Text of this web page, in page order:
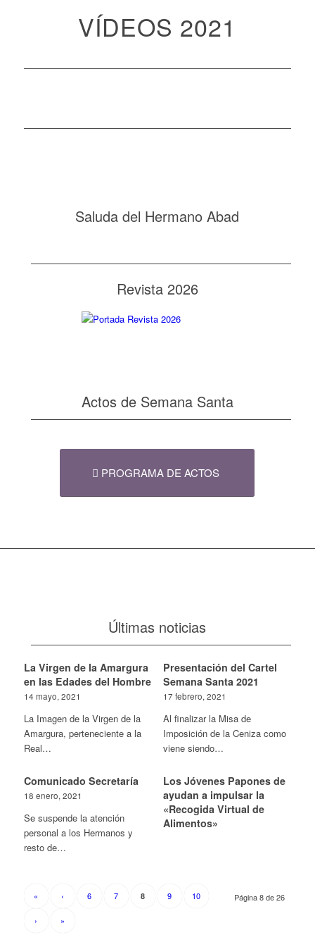
VÍDEOS 2021
Saluda del Hermano Abad
Revista 2026
Actos de Semana Santa
PROGRAMA DE ACTOS
Últimas noticias
La Virgen de la Amargura
en las Edades del Hombre
14 mayo, 2021
La Imagen de la Virgen de la
Amargura, perteneciente a la
Real…
Presentación del Cartel
Semana Santa 2021
17 febrero, 2021
Al finalizar la Misa de
Imposición de la Ceniza como
viene siendo…
Comunicado Secretaría
18 enero, 2021
Se suspende la atención
personal a los Hermanos y
resto de…
Los Jóvenes Papones de
ayudan a impulsar la
«Recogida Virtual de
Alimentos»
Página 8 de 26
« ‹ 6 7 8 9 10
› »